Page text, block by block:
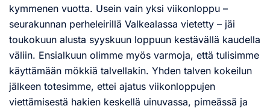
kymmenen vuotta. Usein vain yksi viikonloppu –
seurakunnan perheleirillä Valkealassa vietetty – jäi
toukokuun alusta syyskuun loppuun kestävällä kaudella
väliin. Ensialkuun olimme myös varmoja, että tulisimme
käyttämään mökkiä talvellakin. Yhden talven kokeilun
jälkeen totesimme, ettei ajatus viikonloppujen
viettämisestä hakien keskellä uinuvassa, pimeässä ja